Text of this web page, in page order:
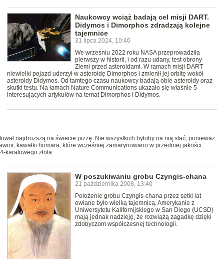
Naukowcy wciąż badają cel misji DART.
Didymos i Dimorphos zdradzają kolejne
tajemnice
31 lipca 2024, 10:40
We wrześniu 2022 roku NASA przeprowadziła
pierwszy w historii, i od razu udany, test obrony
Ziemi przed asteroidami. W ramach misji DART
niewielki pojazd uderzył w asteroidę Dimorphos i zmienił jej orbitę wokół
asteroidy Didymos. Od tamtego czasu naukowcy badają obie asteroidy oraz
skutki testu. Na łamach Nature Communications ukazało się właśnie 5
interesujących artykułów na temat Dimorphos i Didymos.
najdroższą na świecie pizzę. Nie wszystkich byłoby na nią stać, ponieważ
kawałki homara, które wcześniej zamarynowano w przedniej jakości
karatowego złota.
W poszukiwaniu grobu Czyngis-chana
21 października 2008, 13:40
Położenie grobu Czyngis-chana przez setki lat
owiane było wielką tajemnicą. Amerykanie z
Uniwersytetu Kalifornijskiego w San Diego (UCSD)
mają jednak nadzieję, że rozwiążą zagadkę dzięki
zdobyczom współczesnej technologii.